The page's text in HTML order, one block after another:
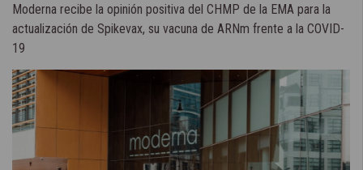
Moderna recibe la opinión positiva del CHMP de la EMA para la
actualización de Spikevax, su vacuna de ARNm frente a la COVID-
19